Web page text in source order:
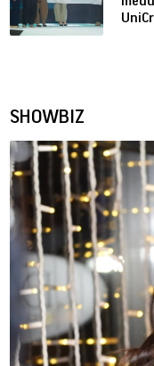
SHOWBIZ